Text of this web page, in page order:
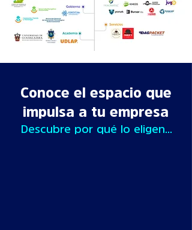
Conoce el espacio que
impulsa a tu empresa
Descubre por qué lo eligen...